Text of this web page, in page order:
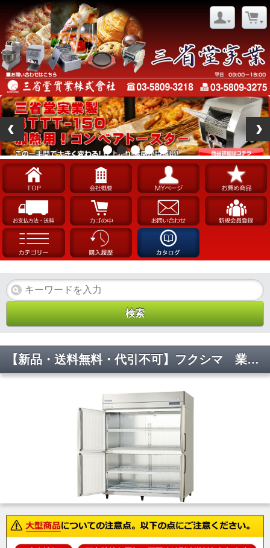
【新品・送料無料・代引不可】フクシマ 業務用冷凍庫 縦型 GRD-154FDX-F W1490×D800×H1950(mm)